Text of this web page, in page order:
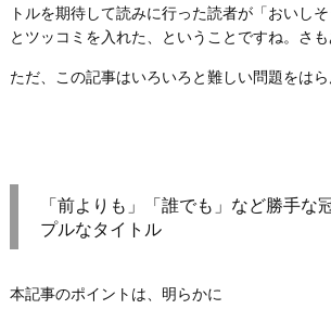
トルを期待して読みに行った読者が「おいしそ
とツッコミを入れた、ということですね。さも
ただ、この記事はいろいろと難しい問題をはら
「前よりも」「誰でも」など勝手な
プルなタイトル
本記事のポイントは、明らかに